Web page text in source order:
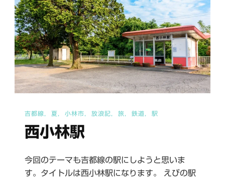
吉都線 夏 小林市 放浪記 旅 鉄道 駅
西小林駅
今回のテーマも吉都線の駅にしようと思いま
す。タイトルは西小林駅になります。 えびの駅